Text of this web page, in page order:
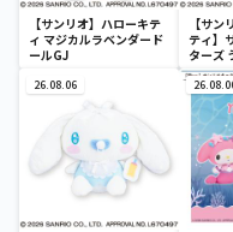
【サンリオ】ハローキテ
ィ マジカルラベンダード
ールGJ
【サン
ティ】
ターズ
デカド
26.08.06